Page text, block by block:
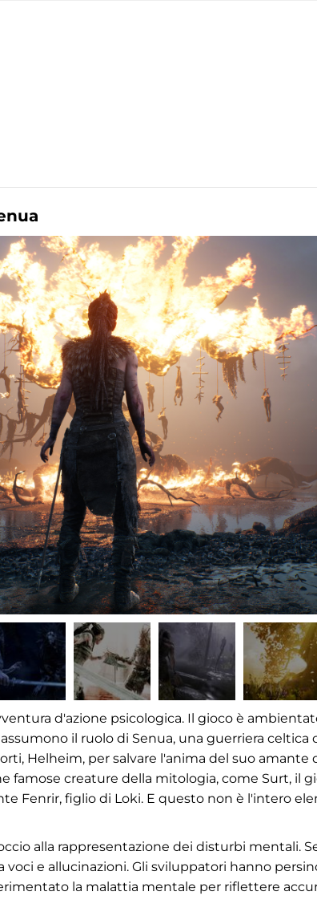
d'azione psicologica. Il gioco è
il ruolo di Senua, una guerriera
Helheim, per salvare l'anima del suo amante
famose creature della mitologia, come Surt, il
Fenrir, figlio di Loki. E questo non è l'intero
alla rappresentazione dei disturbi mentali.
e allucinazioni. Gli sviluppatori hanno
la malattia mentale per riflettere